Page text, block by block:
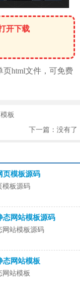
开下载
页html文件，可免费
板
下一篇：没有了
页模板源码
模板源码
态网站模板源码
网站模板源码
态网站模板
网站模板